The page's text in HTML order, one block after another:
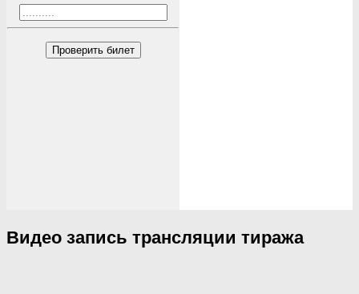
Проверить билет
Видео запись трансляции тиража